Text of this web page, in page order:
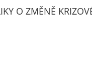
O ZMĚNĚ